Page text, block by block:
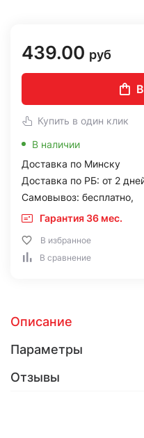
439.00 руб
Купить в один клик
В наличии
Доставка по Минску
Доставка по РБ: от 2
Самовывоз: бесплатно,
Гарантия 36 мес.
В избранное
В сравнение
Описание
Параметры
Отзывы